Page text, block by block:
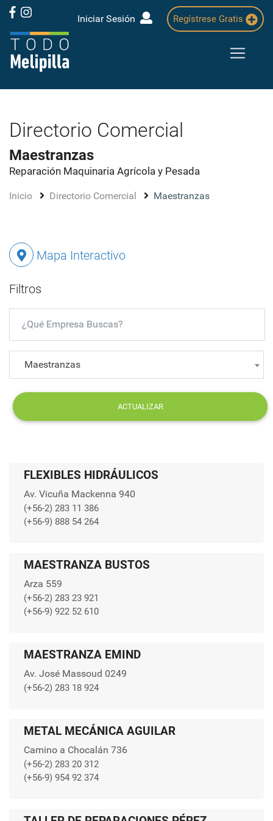
Iniciar Sesión Regístrese Gratis
Directorio Comercial
Maestranzas
Reparación Maquinaria Agrícola y Pesada
Inicio Directorio Comercial Maestranzas
Mapa Interactivo
Filtros
Maestranzas
ACTUALIZAR
FLEXIBLES HIDRÁULICOS
Av. Vicuña Mackenna 940
(+56-2) 283 11 386
(+56-9) 888 54 264
MAESTRANZA BUSTOS
Arza 559
(+56-2) 283 23 921
(+56-9) 922 52 610
MAESTRANZA EMIND
Av. José Massoud 0249
(+56-2) 283 18 924
METAL MECÁNICA AGUILAR
Camino a Chocalán 736
(+56-2) 283 20 312
(+56-9) 954 92 374